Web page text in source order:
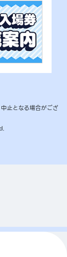
止となる場合がござ